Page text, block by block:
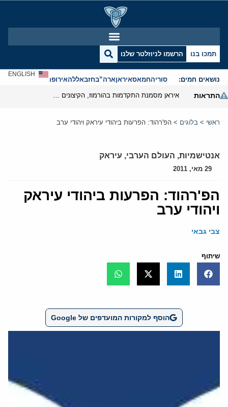
תמכו בנו הרשמו לניוזלטר שלנו
נושאים חמים: סוריהחמאסאיראןארה”בחזבאללהאירופהאנטישמיות
ENGLISH
התראות
ראשי > בלוגים > הפ'רהוד: הפרעות ביהודי עיראק ויהודי ערב
אנטישמיות, העולם הערבי, עיראק
29 מאי, 2011
הפ'רהוד: הפרעות ביהודי עיראק
ויהודי ערב
צבי גבאי
שיתוף
הוסף למקורות המועדפים של Google